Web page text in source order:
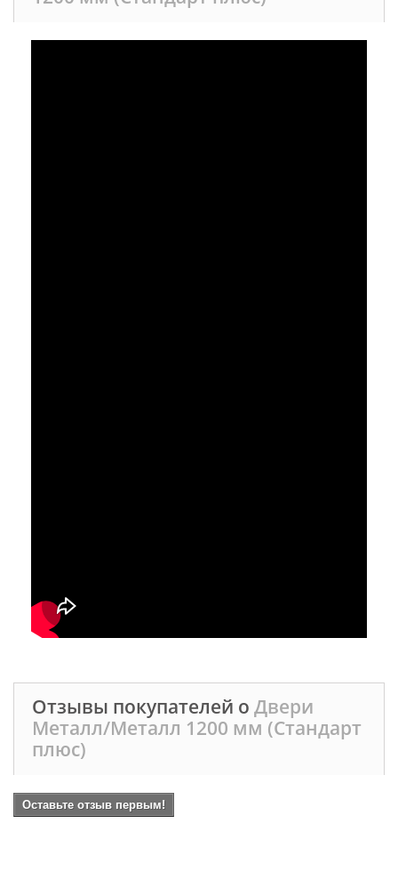
Отзывы покупателей о Двери
Металл/Металл 1200 мм (Стандарт
плюс)
Оставьте отзыв первым!